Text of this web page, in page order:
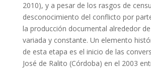
2010), y a pesar de los rasgos de
desconocimiento del conflicto por
la producción documental alrededor
variada y constante. Un elemento
de esta etapa es el inicio de las
José de Ralito (Córdoba) en el 2003